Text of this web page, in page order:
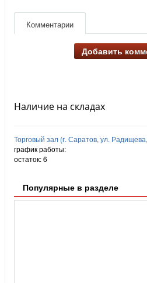
Комментарии
Добавить
Наличие на складах
Торговый зал (г. Саратов, ул.
график работы:
остаток:6
Популярные в разделе